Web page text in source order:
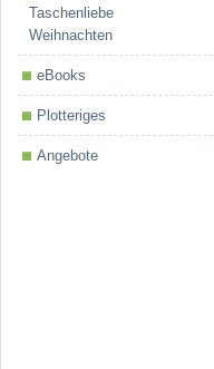
Taschenliebe
Weihnachten
eBooks
Plotteriges
Angebote